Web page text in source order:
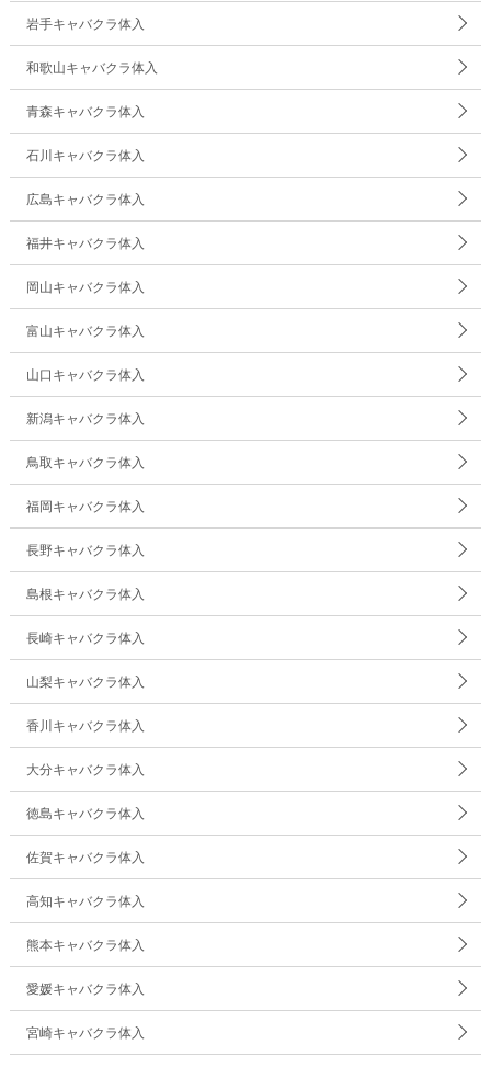
岩手キャバクラ体入
和歌山キャバクラ体入
青森キャバクラ体入
石川キャバクラ体入
広島キャバクラ体入
福井キャバクラ体入
岡山キャバクラ体入
富山キャバクラ体入
山口キャバクラ体入
新潟キャバクラ体入
鳥取キャバクラ体入
福岡キャバクラ体入
長野キャバクラ体入
島根キャバクラ体入
長崎キャバクラ体入
山梨キャバクラ体入
香川キャバクラ体入
大分キャバクラ体入
徳島キャバクラ体入
佐賀キャバクラ体入
高知キャバクラ体入
熊本キャバクラ体入
愛媛キャバクラ体入
宮崎キャバクラ体入